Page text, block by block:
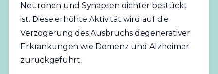
Neuronen und Synapsen dichter bestückt
ist. Diese erhöhte Aktivität wird auf die
Verzögerung des Ausbruchs degenerativer
Erkrankungen wie Demenz und Alzheimer
zurückgeführt.